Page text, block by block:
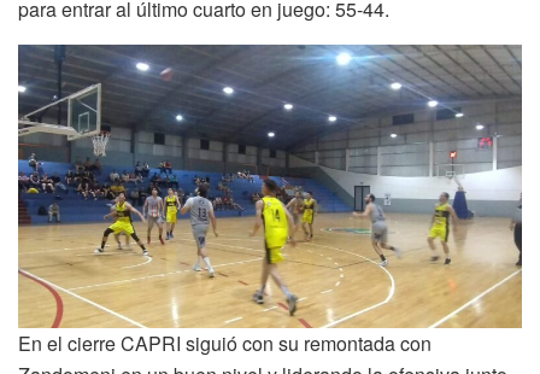
para entrar al último cuarto en juego: 55-44.
En el cierre CAPRI siguió con su remontada con